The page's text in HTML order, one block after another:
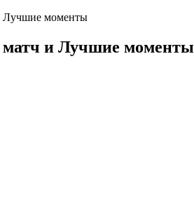
Лучшие моменты
и Лучшие моменты